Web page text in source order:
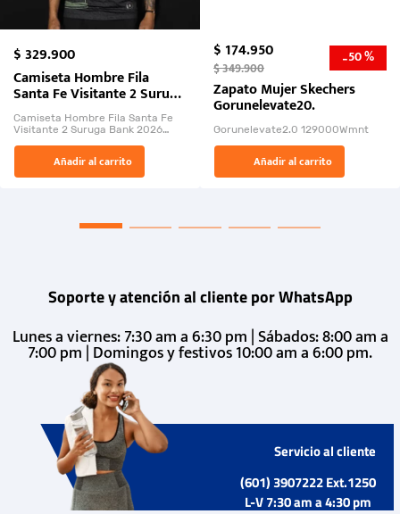
$329.900
Camiseta Hombre Fila
Santa Fe Visitante 2 Suruga
Bank 2026
Camiseta Hombre Fila Santa Fe
Visitante 2 Suruga Bank 2026
El Rugido del Sol Naciente:
“Primeros para la Et...
Añadir al carrito
$174.950
$349.900 -50 %
Zapato Mujer Skechers
Gorunelevate20.
Gorunelevate2.0 129000Wmnt
Añadir al carrito
Soporte y atención al cliente por WhatsApp
Lunes a viernes: 7:30 am a 6:30 pm | Sábados: 8:00 am a
7:00 pm | Domingos y festivos 10:00 am a 6:00 pm.
Servicio al cliente
(601) 3907222 Ext.1250
L-V 7:30 am a 4:30 pm